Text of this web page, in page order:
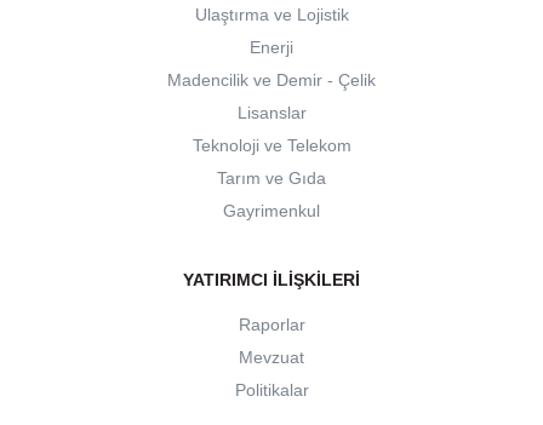
Ulaştırma ve Lojistik
Enerji
Madencilik ve Demir - Çelik
Lisanslar
Teknoloji ve Telekom
Tarım ve Gıda
Gayrimenkul
YATIRIMCI İLIŞKILERI
Raporlar
Mevzuat
Politikalar